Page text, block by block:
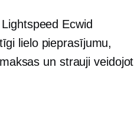
Ecwid
lielo pieprasījumu,
un strauji veidojot